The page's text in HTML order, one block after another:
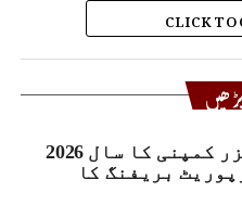
CLICK
فوجی فرٹیلائزر کمپنی کا سال 2026
بریفنگ کا